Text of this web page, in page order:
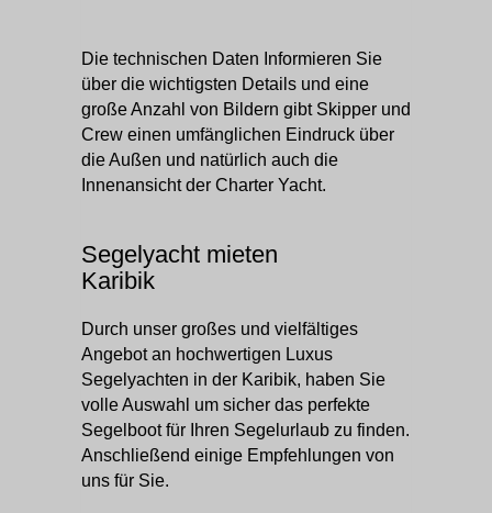
Die technischen Daten Informieren Sie
über die wichtigsten Details und eine
große Anzahl von Bildern gibt Skipper und
Crew einen umfänglichen Eindruck über
die Außen und natürlich auch die
Innenansicht der Charter Yacht.
Segelyacht mieten
Karibik
Durch unser großes und vielfältiges
Angebot an hochwertigen Luxus
Segelyachten in der Karibik, haben Sie
volle Auswahl um sicher das perfekte
Segelboot für Ihren Segelurlaub zu finden.
Anschließend einige Empfehlungen von
uns für Sie.